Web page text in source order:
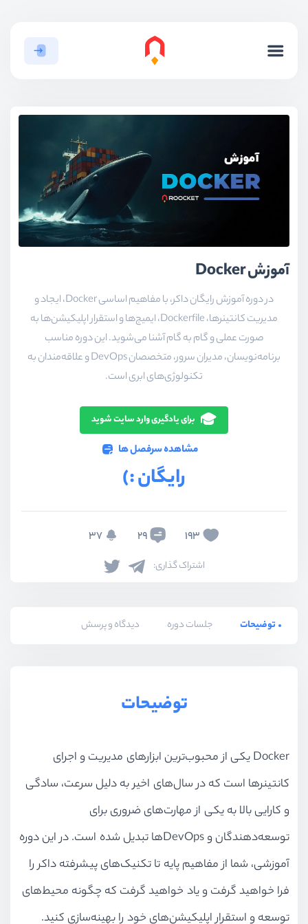
آموزش Docker
در دوره آموزش رایگان داکر، با مفاهیم اساسی Docker، ایجاد و
مدیریت کانتینرها، Dockerfile، ایمیج‌ها و استقرار اپلیکیشن‌ها به
صورت عملی و گام به گام آشنا می‌شوید. این دوره مناسب
برنامه‌نویسان، مدیران سرور، متخصصان DevOps و علاقه‌مندان به
تکنولوژی‌های ابری است.
برای یادگیری وارد سایت شوید
مشاهده سرفصل ها
رایگان :)
193
29
37
اشتراک گذاری:
توضیحات جلسات دوره دیدگاه و پرسش
توضیحات
Docker یکی از محبوب‌ترین ابزارهای مدیریت و اجرای
کانتینرها است که در سال‌های اخیر به دلیل سرعت، سادگی
و کارایی بالا به یکی از مهارت‌های ضروری برای
توسعه‌دهندگان و DevOpsها تبدیل شده است. در این دوره
آموزشی، شما از مفاهیم پایه تا تکنیک‌های پیشرفته داکر را
فرا خواهید گرفت و یاد خواهید گرفت که چگونه محیط‌های
توسعه و استقرار اپلیکیشن‌های خود را بهینه‌سازی کنید.